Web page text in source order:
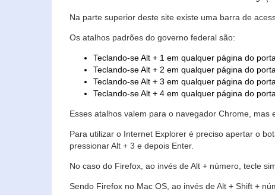
Na parte superior deste site existe uma barra de
Os atalhos padrões do governo federal são:
Teclando-se Alt + 1 em qualquer página do
Teclando-se Alt + 2 em qualquer página do
Teclando-se Alt + 3 em qualquer página do
Teclando-se Alt + 4 em qualquer página do
Esses atalhos valem para o navegador Chrome,
Para utilizar o Internet Explorer é preciso apertar o
pressionar Alt + 3 e depois Enter.
No caso do Firefox, ao invés de Alt + número, tecle
Sendo Firefox no Mac OS, ao invés de Alt + Shift +